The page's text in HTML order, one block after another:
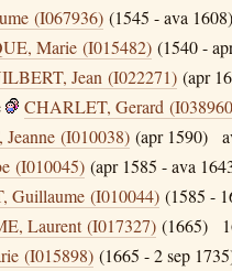
(I067936) (1545 - ava 1608)
Marie (I015482) (1540 -
Jean (I022271) (apr
CHARLET, Gerard
(I010038) (apr 1590)
(I010045) (apr 1585 - ava
Guillaume (I010044) (1585 -
Laurent (I017327) (1665)
(I015898) (1665 - 2 sep